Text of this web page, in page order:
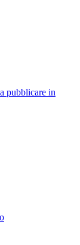
pubblicare in